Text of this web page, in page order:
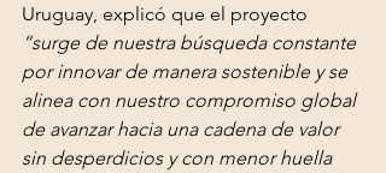
Uruguay, explicó que el proyecto
“surge de nuestra búsqueda constante
por innovar de manera sostenible y se
alinea con nuestro compromiso global
de avanzar hacia una cadena de valor
sin desperdicios y con menor huella